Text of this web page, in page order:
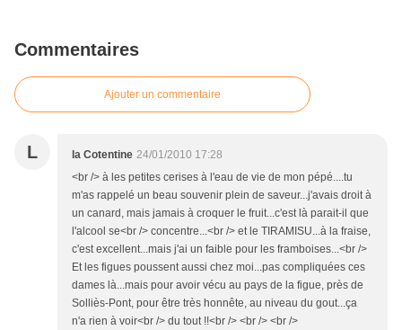
Commentaires
Ajouter un commentaire
L la Cotentine 24/01/2010 17:28
<br /> à les petites cerises à l'eau de vie de mon pépé....tu
m'as rappelé un beau souvenir plein de saveur...j'avais droit à
un canard, mais jamais à croquer le fruit...c'est là parait-il que
l'alcool se<br /> concentre...<br /> et le TIRAMISU...à la fraise,
c'est excellent...mais j'ai un faible pour les framboises...<br />
Et les figues poussent aussi chez moi...pas compliquées ces
dames là...mais pour avoir vécu au pays de la figue, près de
Solliès-Pont, pour être très honnête, au niveau du gout...ça
n'a rien à voir<br /> du tout !!<br /> <br /> <br />